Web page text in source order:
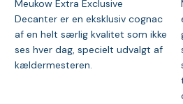
Meukow Extra Exclusive
Decanter er en eksklusiv cognac
af en helt særlig kvalitet som ikke
ses hver dag, specielt udvalgt af
kældermesteren.